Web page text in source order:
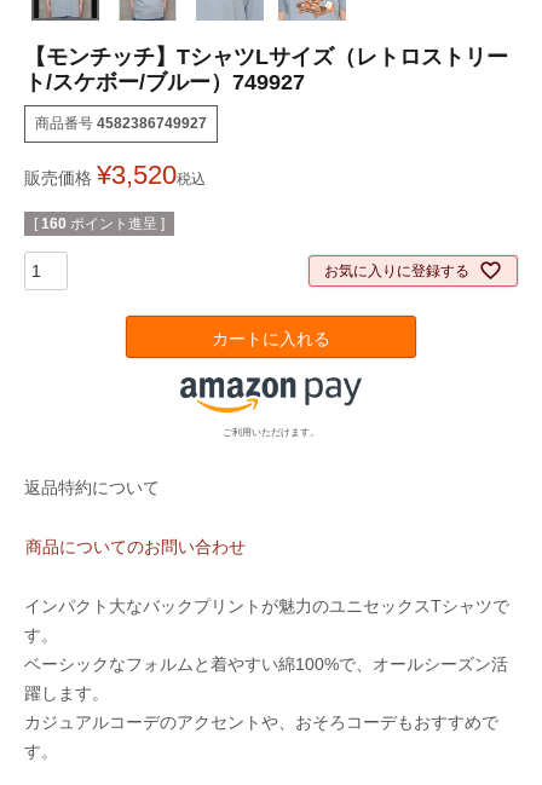
【モンチッチ】TシャツLサイズ（レトロストリー
ト/スケボー/ブルー）749927
商品番号 4582386749927
販売価格 ¥3,520税込
[ 160 ポイント進呈 ]
お気に入りに登録する
カートに入れる
ご利用いただけます。
返品特約について
商品についてのお問い合わせ
インパクト大なバックプリントが魅力のユニセックスTシャツで
す。
ベーシックなフォルムと着やすい綿100%で、オールシーズン活
躍します。
カジュアルコーデのアクセントや、おそろコーデもおすすめで
す。